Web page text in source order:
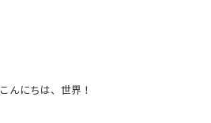
こんにちは、世界！